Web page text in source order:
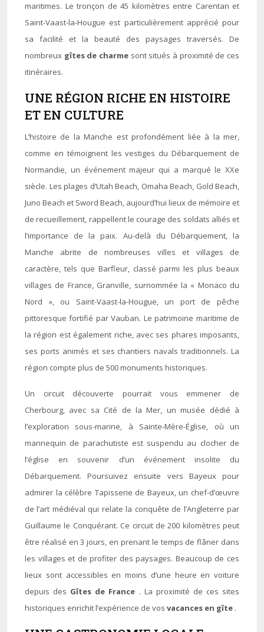
maritimes. Le tronçon de 45 kilomètres entre Carentan et
Saint-Vaast-la-Hougue est particulièrement apprécié pour
sa facilité et la beauté des paysages traversés. De
nombreux gîtes de charme sont situés à proximité de ces
itinéraires.
UNE RÉGION RICHE EN HISTOIRE
ET EN CULTURE
L’histoire de la Manche est profondément liée à la mer,
comme en témoignent les vestiges du Débarquement de
Normandie, un événement majeur qui a marqué le XXe
siècle. Les plages d’Utah Beach, Omaha Beach, Gold Beach,
Juno Beach et Sword Beach, aujourd’hui lieux de mémoire et
de recueillement, rappellent le courage des soldats alliés et
l’importance de la paix. Au-delà du Débarquement, la
Manche abrite de nombreuses villes et villages de
caractère, tels que Barfleur, classé parmi les plus beaux
villages de France, Granville, surnommée la « Monaco du
Nord », ou Saint-Vaast-la-Hougue, un port de pêche
pittoresque fortifié par Vauban. Le patrimoine maritime de
la région est également riche, avec ses phares imposants,
ses ports animés et ses chantiers navals traditionnels. La
région compte plus de 500 monuments historiques.
Un circuit découverte pourrait vous emmener de
Cherbourg, avec sa Cité de la Mer, un musée dédié à
l’exploration sous-marine, à Sainte-Mère-Église, où un
mannequin de parachutiste est suspendu au clocher de
l’église en souvenir d’un événement insolite du
Débarquement. Poursuivez ensuite vers Bayeux pour
admirer la célèbre Tapisserie de Bayeux, un chef-d’œuvre
de l’art médiéval qui relate la conquête de l’Angleterre par
Guillaume le Conquérant. Ce circuit de 200 kilomètres peut
être réalisé en 3 jours, en prenant le temps de flâner dans
les villages et de profiter des paysages. Beaucoup de ces
lieux sont accessibles en moins d’une heure en voiture
depuis des Gîtes de France . La proximité de ces sites
historiques enrichit l’expérience de vos vacances en gîte .